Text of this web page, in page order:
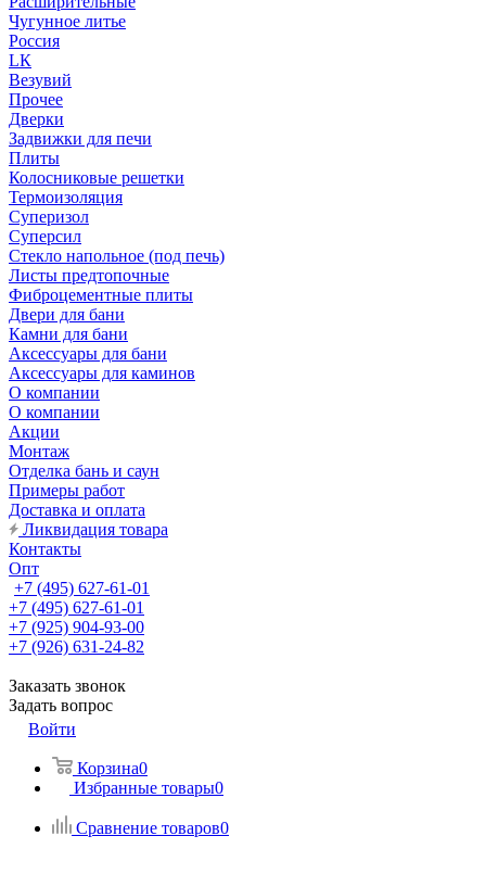
Чугунное литье
Россия
LК
Везувий
Прочее
Дверки
Задвижки для печи
Плиты
Колосниковые решетки
Термоизоляция
Суперизол
Суперсил
Стекло напольное (под печь)
Листы предтопочные
Фиброцементные плиты
Двери для бани
Камни для бани
Аксессуары для бани
Аксессуары для каминов
О компании
О компании
Акции
Монтаж
Отделка бань и саун
Примеры работ
Доставка и оплата
Ликвидация товара
Контакты
Опт
+7 (495) 627-61-01
+7 (495) 627-61-01
+7 (925) 904-93-00
+7 (926) 631-24-82
Заказать звонок
Задать вопрос
Войти
Корзина0
Избранные товары0
Сравнение товаров0